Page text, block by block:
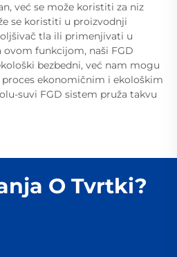
već se može koristiti za niz
se koristiti u proizvodnji
tla ili primenjivati u
funkcijom, naši FGD
bezbedni, već nam mogu
ekonomičnim i ekološkim
suvi FGD sistem pruža takvu
O Tvrtki?